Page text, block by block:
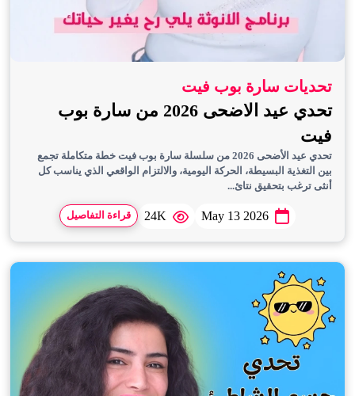
تحديات سارة بوب فيت
تحدي عيد الاضحى 2026 من سارة بوب
فيت
تحدي عيد الأضحى 2026 من سلسلة سارة بوب فيت خطة متكاملة تجمع
بين التغذية البسيطة، الحركة اليومية، والالتزام الواقعي الذي يناسب كل
أنثى ترغب بتحقيق نتائ...
May 13 2026
24K قراءة التفاصيل